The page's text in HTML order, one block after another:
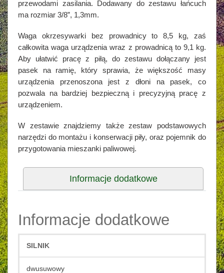
przewodami zasilania. Dodawany do zestawu łańcuch
ma rozmiar 3/8”, 1,3mm.
Waga okrzesywarki bez prowadnicy to 8,5 kg, zaś
całkowita waga urządzenia wraz z prowadnicą to 9,1 kg.
Aby ułatwić pracę z piłą, do zestawu dołączany jest
pasek na ramię, który sprawia, że większość masy
urządzenia przenoszona jest z dłoni na pasek, co
pozwala na bardziej bezpieczną i precyzyjną pracę z
urządzeniem.
W zestawie znajdziemy także zestaw podstawowych
narzędzi do montażu i konserwacji piły, oraz pojemnik do
przygotowania mieszanki paliwowej.
Informacje dodatkowe
Informacje dodatkowe
SILNIK
dwusuwowy